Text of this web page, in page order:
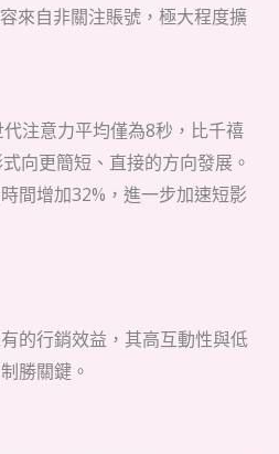
來自非關注賬號，極大程度擴
注意力平均僅為8秒，比千禧
向更簡短、直接的方向發展。
間增加32%，進一步加速短影
的行銷效益，其高互動性與低
勝關鍵。